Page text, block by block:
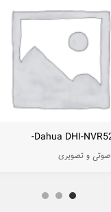
صوتی و تصویری